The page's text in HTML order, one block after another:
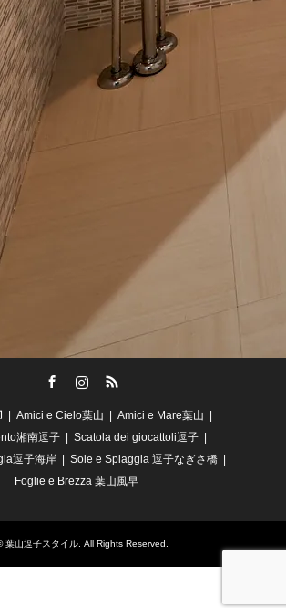
Amici e Cielo葉山
Amici e Mare葉山
湘南逗子
Scatola dei giocattoli逗子
逗子海岸
Sole e Spiaggia 逗子なぎさ橋
Foglie e Brezza 葉山風早
葉山逗子スタイル. All Rights Reserved.